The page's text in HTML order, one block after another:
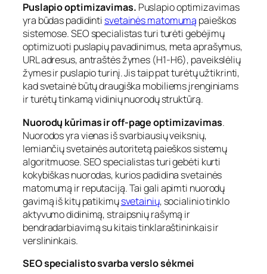
Puslapio optimizavimas. Puslapio optimizavimas
yra būdas padidinti svetainės matomumą paieškos
sistemose. SEO specialistas turi turėti gebėjimų
optimizuoti puslapių pavadinimus, meta aprašymus,
URL adresus, antraštės žymes (H1-H6), paveikslėlių
žymes ir puslapio turinį. Jis taip pat turėtų užtikrinti,
kad svetainė būtų draugiška mobiliems įrenginiams
ir turėtų tinkamą vidinių nuorodų struktūrą.
Nuorodų kūrimas ir off-page optimizavimas.
Nuorodos yra vienas iš svarbiausių veiksnių,
lemiančių svetainės autoritetą paieškos sistemų
algoritmuose. SEO specialistas turi gebėti kurti
kokybiškas nuorodas, kurios padidina svetainės
matomumą ir reputaciją. Tai gali apimti nuorodų
gavimą iš kitų patikimųsvetainių, socialinio tinklo
aktyvumo didinimą, straipsnių rašymą ir
bendradarbiavimą su kitais tinklaraštininkais ir
verslininkais.
SEO specialisto svarba verslo sėkmei